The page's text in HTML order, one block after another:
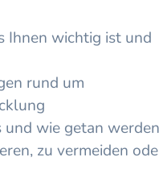
Ihnen wichtig ist und
rund um
und wie getan werden
zu vermeiden